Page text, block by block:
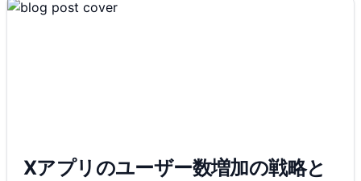
Xアプリのユーザー数増加の戦略と